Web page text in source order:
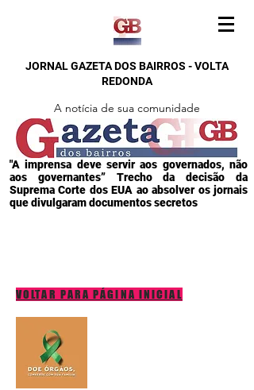
JORNAL GAZETA DOS BAIRROS - VOLTA
REDONDA
A notícia de sua comunidade
"A imprensa deve servir aos governados, não
aos governantes” Trecho da decisão da
Suprema Corte dos EUA ao absolver os jornais
que divulgaram documentos secretos
VOLTAR PARA PÁGINA INICIAL